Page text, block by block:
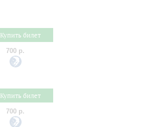
Купить билет
700 р.
Купить билет
700 р.